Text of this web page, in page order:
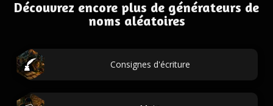
Découvrez encore plus de générateurs de
noms aléatoires
Consignes d'écriture